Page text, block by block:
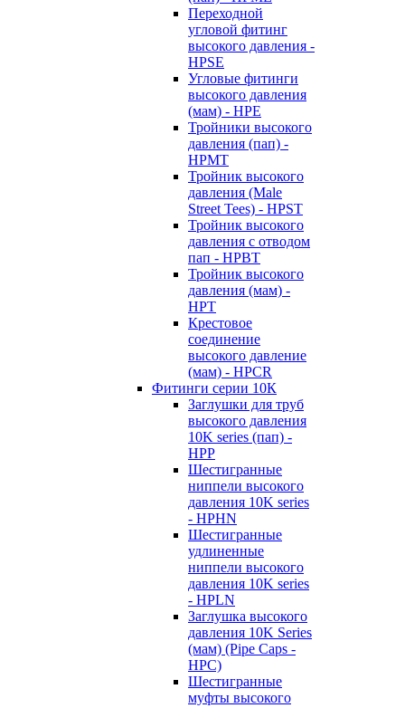
Переходной
угловой фитинг
высокого давления -
HPSE
Угловые фитинги
высокого давления
(мам) - HPE
Тройники высокого
давления (пап) -
HPMT
Тройник высокого
давления (Male
Street Tees) - HPST
Тройник высокого
давления с отводом
пап - HPBT
Тройник высокого
давления (мам) -
HPT
Крестовое
соединение
высокого давление
(мам) - HPCR
Фитинги серии 10К
Заглушки для труб
высокого давления
10K series (пап) -
HPP
Шестигранные
ниппели высокого
давления 10K series
- HPHN
Шестигранные
удлиненные
ниппели высокого
давления 10K series
- HPLN
Заглушка высокого
давления 10K Series
(мам) (Pipe Caps -
HPC)
Шестигранные
муфты высокого